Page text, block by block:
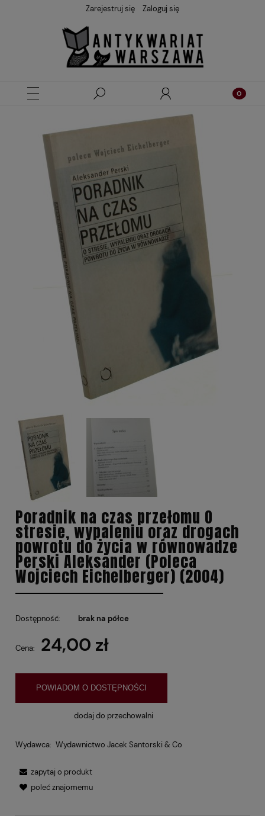
Zarejestruj się Zaloguj się
Poradnik na czas przełomu O
stresie, wypaleniu oraz drogach
powrotu do życia w równowadze
Perski Aleksander (Poleca
Wojciech Eichelberger) (2004)
Dostępność: brak na półce
Cena: 24,00 zł
POWIADOM O DOSTĘPNOŚCI
dodaj do przechowalni
Wydawca: Wydawnictwo Jacek Santorski & Co
zapytaj o produkt
poleć znajomemu